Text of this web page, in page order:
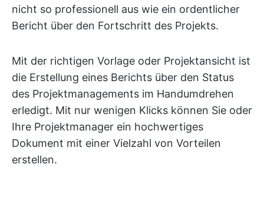
nicht so professionell aus wie ein ordentlicher
Bericht über den Fortschritt des Projekts.
Mit der richtigen Vorlage oder Projektansicht ist
die Erstellung eines Berichts über den Status
des Projektmanagements im Handumdrehen
erledigt. Mit nur wenigen Klicks können Sie oder
Ihre Projektmanager ein hochwertiges
Dokument mit einer Vielzahl von Vorteilen
erstellen.